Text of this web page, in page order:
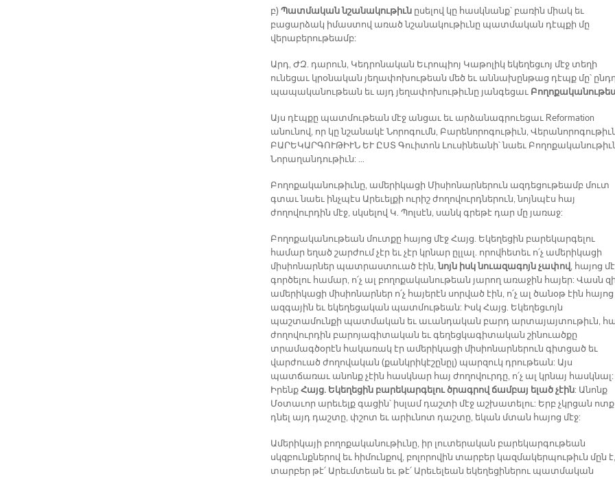
բ)Պատմական նշանակութիւն ըսելով կը հասկնանք՝ բառին միակ եւ
բացարձակ իմաստով առած նշանակութիւնը պատմական դէպքի մը
վերաբերութեամբ:
Արդ, ԺԶ. դարուն, Կեդրոնական Եւրոպիոյ Կաթոլիկ եկեղեցւոյ մէջ տեղի
ունեցաւ կրօնական յեղափոխութեան մեծ եւ աննախընթաց դէպք մը՝
պապականութեան եւ այդ յեղափոխութիւնը յանգեցաւ
Այս դէպքը պատմութեան մէջ անցաւ եւ արձանագրուեցաւ Reformation
անունով, որ կը նշանակէ Նորոգումն, Բարենորոգութիւն,
ԲԱՐԵԿԱՐԳՈՒԹԻՒՆ ԵՒ ԸՍՏ Գուիտոն Լուսինեանի՝ նաեւ
Նորաղանդութիւն: …
Բողոքականութիւնը, ամերիկացի Միսիոնարներուն ազդեցութեամբ մուտ
գտաւ նաեւ ինչպէս Արեւելքի ուրիշ ժողովուրդներուն, նոյնպէս հայ
ժողովուրդին մէջ, սկսելով Կ. Պոլսէն, սանկ գրեթէ դար մը յառաջ:
Բողոքականութեան մուտքը հայոց մէջ Հայց. Եկեղեցին բարեկարգելու
համար եղած շարժում չէր եւ չէր կրնար ըլլալ. որովհետեւ ո՛չ ամերիկացի
միսիոնարներ պատրաստուած էին,նոյն իսկ նուազագոյն չափով, հայոց
գործելու համար, ո՛չ ալ բողոքականութեան յարող առաջին հայեր: Վասն զի
ամերիկացի միսիոնարներ ո՛չ հայերէն սորված էին, ո՛չ ալ ծանօթ էին հայոց
ազգային եւ եկեղեցական պատմութեան: Իսկ Հայց. Եկեղեցւոյն
պաշտամունքի պատմական եւ աւանդական բարդ արտայայտութիւն,
ժողովուրդին բարոյագիտական եւ գեղեցկագիտական շինուածքը
տրամագծօրէն հակառակ էր ամերիկացի միսիոնարներուն գիտցած եւ
վարժուած ժողովական (քանկրիկէշընըլ) պարզուկ դրութեան: Այս
պատճառաւ անոնք չէին հասկնար հայ ժողովուրդը, ո՛չ ալ կրնայ հասկնալ:
ԻրենքՀայց. Եկեղեցին բարեկարգելու ծրագրով ճամբայ ելած չէին: Անոնք
Մօտաւոր արեւելք գացին՝ իսլամ դաշտի մէջ աշխատելու: Երբ չկրցան ոտք
դնել այդ դաշտը, փշոտ եւ արիւնոտ դաշտը, եկան մտան հայոց մէջ:
Ամերիկայի բողոքականութիւնը, իր լուտերական բարեկարգութեան
սկզբունքներով եւ հիմունքով, բոլորովին տարբեր կազմակերպութիւն մըն է,
տարբեր թէ՛ Արեւմտեան եւ թէ՛ Արեւելեան եկեղեցիներու պատմական